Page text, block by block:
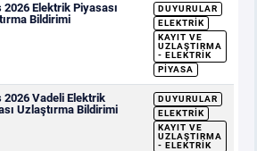
2026 Elektrik Piyasası
Bildirimi
DUYURULAR
ELEKTRIK
KAYIT VE
UZLAŞTIRMA
- ELEKTRIK
PIYASA
2026 Vadeli Elektrik
Uzlaştırma Bildirimi
DUYURULAR
ELEKTRIK
KAYIT VE
UZLAŞTIRMA
- ELEKTRIK